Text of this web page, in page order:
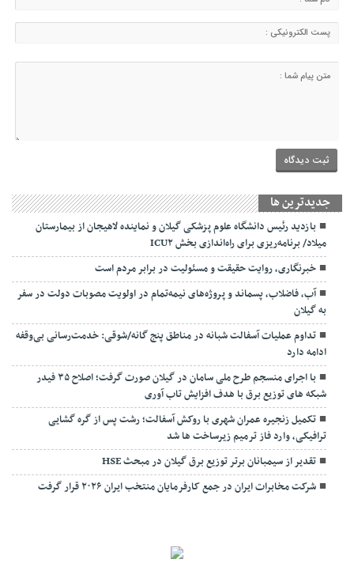
جديدترين ها
بازدید رئیس دانشگاه علوم پزشکی گیلان و نماینده لاهیجان از بیمارستان
میلاد/ برنامه‌ریزی برای راه‌اندازی بخش ICU۲
خبرنگاری، روایت حقیقت و مسئولیت‌ در برابر مردم است
آب، فاضلاب، پسماند و پروژه‌های نیمه‌تمام در اولویت مصوبات دولت در سفر
به گیلان
تداوم عملیات آسفالت‌ شبانه در مناطق پنج گانه/شوقی: خدمت‌رسانی بی‌وقفه
ادامه دارد
با اجرای منسجم طرح ملی سامان در گیلان صورت گرفت؛ اصلاح ۳۵ فیدر
شبکه های توزیع برق با هدف افزایش تاب آوری
تکمیل زنجیره عمران شهری با روکش آسفالت؛ رشت پس از گره گشایی
ترافیکی، وارد فاز ترمیم زیرساخت ها شد
تقدیر از سیمبانان برتر توزیع برق گیلان در مبحث HSE
شرکت مخابرات ایران در جمع کارفرمایان منتخب ایران ۲۰۲۶ قرار گرفت